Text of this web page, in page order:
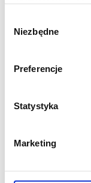
zgody
Niezbędne
Preferencje
Statystyka
Marketing